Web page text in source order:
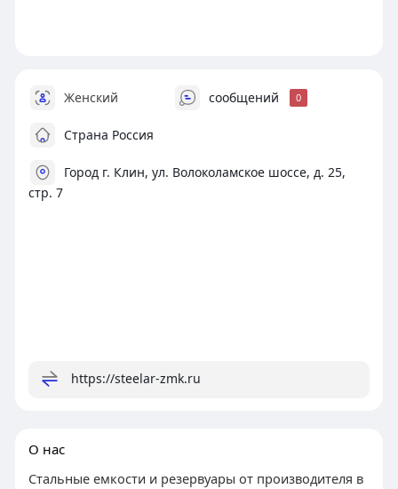
Женский сообщений 0
Страна Россия
Город г. Клин, ул. Волоколамское шоссе, д. 25,
стр. 7
https://steelar-zmk.ru
О нас
Стальные емкости и резервуары от производителя в